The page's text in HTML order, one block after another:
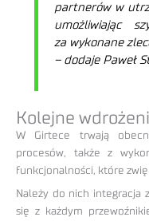
partnerów w
umożliwiając
za wykonane
– dodaje Paweł
Kolejne
W Girtece trwają
procesów, także z
funkcjonalności, które
Należy do nich integracja
się z każdym